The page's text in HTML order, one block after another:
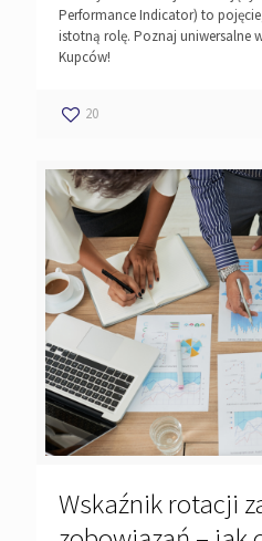
Performance Indicator) to
istotną rolę. Poznaj uniwersalne
Kupców!
20
Wskaźnik rotacji